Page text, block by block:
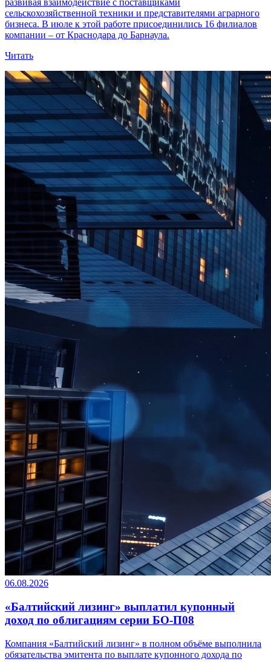
развивая взаимодействие с поставщиками
сельскохозяйственной техники и представителями аграрного
бизнеса. В июле к этой работе присоединились 16 филиалов
компании – от Краснодара до Барнаула.
Читать
06.08.2026
«Балтийский лизинг» выплатил купонный
доход по облигациям серии БО-П08
Компания «Балтийский лизинг» в полном объёме выполнила
обязательства эмитента по выплате купонного дохода по